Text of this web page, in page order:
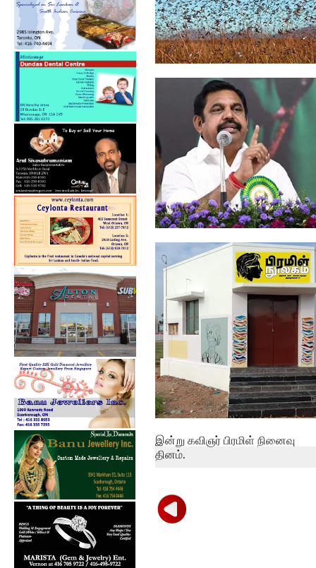
வெட்டுக்கிளிகள் தாக்குதலால்
பாதிக்க...
மக்கள் ஒத்துழைத்தால்தான்
கொரோனா பரவ...
இன்று கவிஞர் பிரமிள் நினைவு
தினம்.